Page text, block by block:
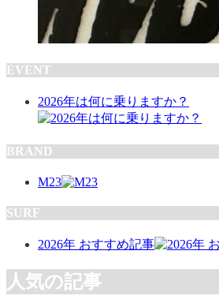
EVENT
2026年は何に乗りますか？
BRAND
M23
SURF
2026年 おすすめ記事
人気の記事